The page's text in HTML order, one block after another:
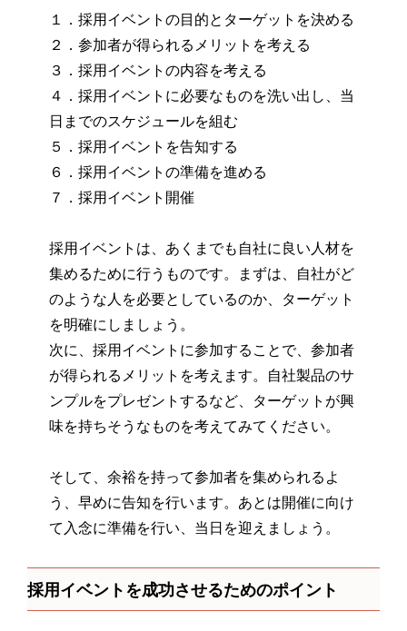
１．採用イベントの目的とターゲットを決める
２．参加者が得られるメリットを考える
３．採用イベントの内容を考える
４．採用イベントに必要なものを洗い出し、当
日までのスケジュールを組む
５．採用イベントを告知する
６．採用イベントの準備を進める
７．採用イベント開催
採用イベントは、あくまでも自社に良い人材を
集めるために行うものです。まずは、自社がど
のような人を必要としているのか、ターゲット
を明確にしましょう。
次に、採用イベントに参加することで、参加者
が得られるメリットを考えます。自社製品のサ
ンプルをプレゼントするなど、ターゲットが興
味を持ちそうなものを考えてみてください。
そして、余裕を持って参加者を集められるよ
う、早めに告知を行います。あとは開催に向け
て入念に準備を行い、当日を迎えましょう。
採用イベントを成功させるためのポイント